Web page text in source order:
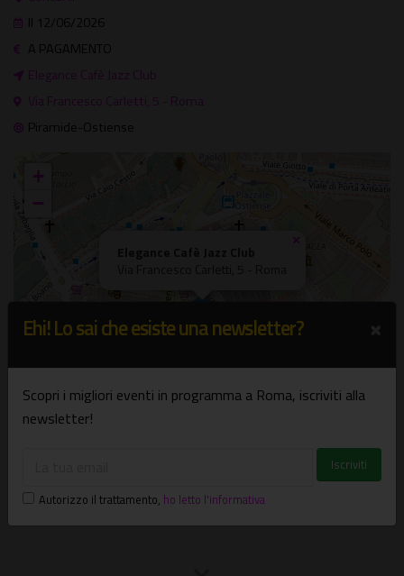
Il 12/06/2026
A PAGAMENTO
Elegance Cafè Jazz Club
Via Francesco Carletti, 5 - Roma
Piramide-Ostiense
×
+
−
Ehi! Lo sai che esiste una newsletter?
Scopri i migliori eventi in programma a Roma, iscriviti alla
newsletter!
Autorizzo il trattamento, ho letto l'informativa